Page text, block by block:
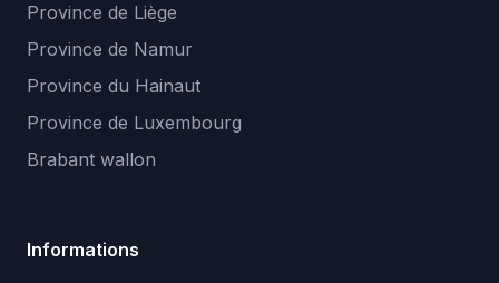
Province de Liège
Province de Namur
Province du Hainaut
Province de Luxembourg
Brabant wallon
Informations